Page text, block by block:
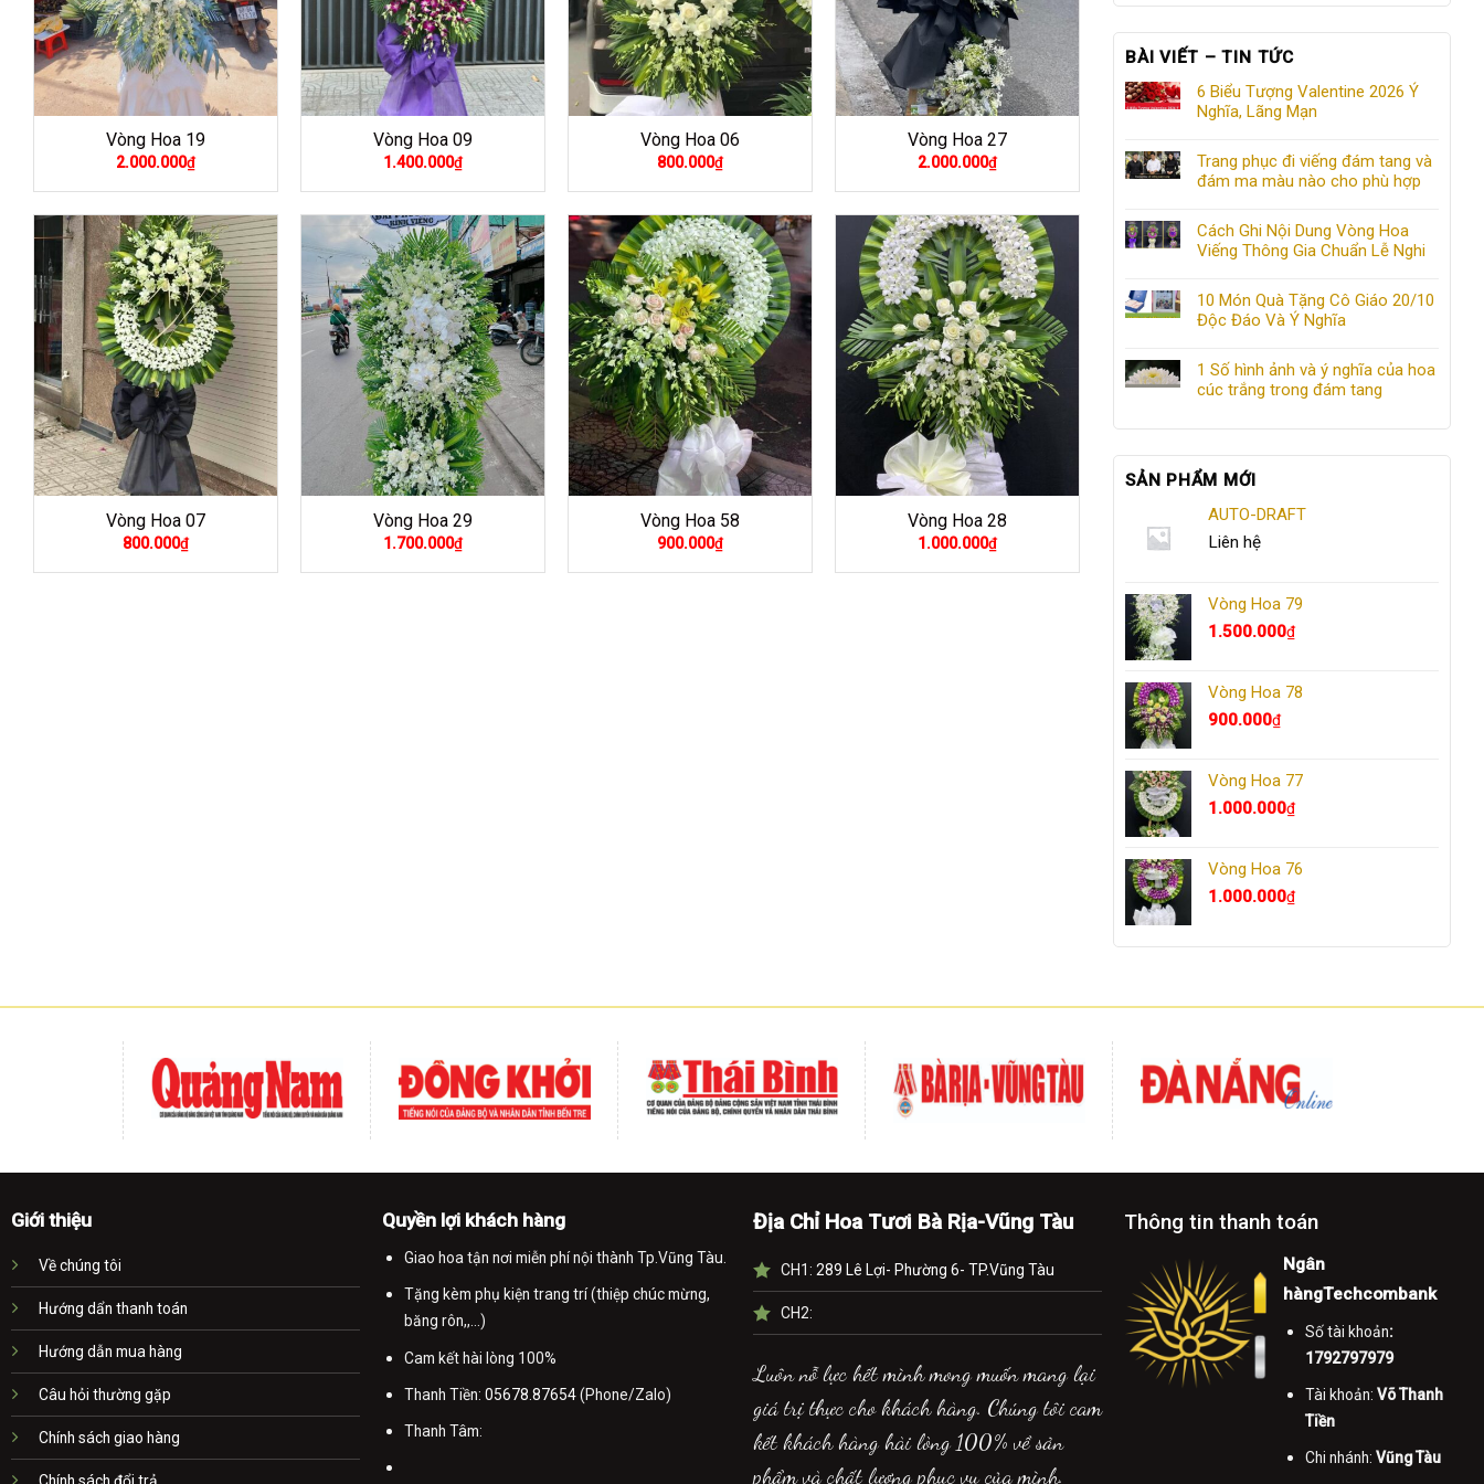
BÀI VIẾT – TIN TỨC
6 Biểu Tượng Valentine 2026 Ý
Nghĩa, Lãng Mạn
Trang phục đi viếng đám tang và
đám ma màu nào cho phù hợp
Cách Ghi Nội Dung Vòng Hoa
Viếng Thông Gia Chuẩn Lễ Nghi
10 Món Quà Tặng Cô Giáo 20/10
Độc Đáo Và Ý Nghĩa
1 Số hình ảnh và ý nghĩa của hoa
cúc trắng trong đám tang
SẢN PHẨM MỚI
AUTO-DRAFT
Liên hệ
Vòng Hoa 79
1.500.000₫
Vòng Hoa 78
900.000₫
Vòng Hoa 77
1.000.000₫
Vòng Hoa 76
1.000.000₫
Vòng Hoa 19
2.000.000₫
Vòng Hoa 09
1.400.000₫
Vòng Hoa 06
800.000₫
Vòng Hoa 27
2.000.000₫
Vòng Hoa 07
800.000₫
Vòng Hoa 29
1.700.000₫
Vòng Hoa 58
900.000₫
Vòng Hoa 28
1.000.000₫
Giới thiệu
Về chúng tôi
Hướng dẩn thanh toán
Hướng dẫn mua hàng
Câu hỏi thường gặp
Chính sách giao hàng
Quyền lợi khách hàng
Giao hoa tận nơi miễn phí nội thành Tp.Vũng Tàu.
Tặng kèm phụ kiện trang trí (thiệp chúc mừng,
băng rôn,,...)
Cam kết hài lòng 100%
Thanh Tiền: 05678.87654(Phone/Zalo)
Thanh Tâm:
Địa Chỉ Hoa Tươi Bà Rịa-Vũng Tàu
CH1: 289 Lê Lợi- Phường 6- TP.Vũng Tàu
CH2:
Luôn nỗ lực hết mình mong muốn mang lại
giá trị thực cho khách hàng. Chúng tôi cam
kết khách hàng hài lòng 100% về sản
phẩm và chất lượng phục vụ của mình.
Thông tin thanh toán
Ngân
hàngTechcombank
Số tài khoản:
1792797979
Tài khoản:Võ Thanh
Tiền
Chi nhánh:Vũng Tàu